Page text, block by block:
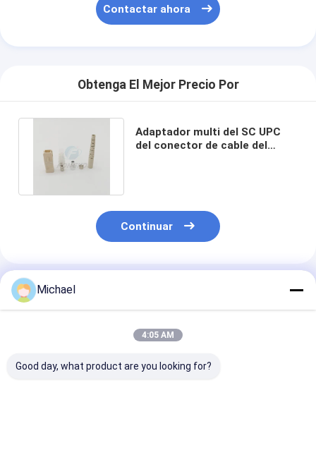
Contactar ahora
Obtenga El Mejor Precio Por
Adaptador multi del SC UPC
del conector de cable del
Continuar
Productos Recomendados
Michael
4:05 AM
Good day, what product are you looking for?